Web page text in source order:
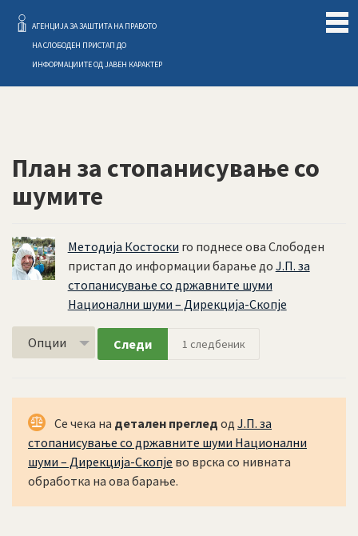
Слободен Пристап
АГЕНЦИЈА ЗА ЗАШТИТА НА ПРАВОТО
НА СЛОБОДЕН ПРИСТАП ДО
ИНФОРМАЦИИТЕ ОД ЈАВЕН КАРАКТЕР
План за стопанисување со
шумите
Методија Костоски го поднесе ова Слободен
пристап до информации барање до Ј.П. за
стопанисување со државните шуми
Национални шуми – Дирекција-Скопје
Опции Следи 1 следбеник
Се чека на детален преглед од Ј.П. за
стопанисување со државните шуми Национални
шуми – Дирекција-Скопје во врска со нивната
обработка на ова барање.